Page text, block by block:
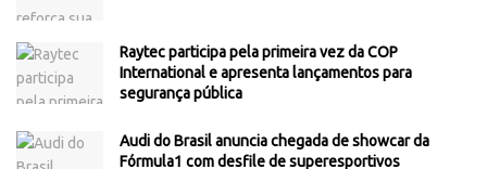
Raytec participa pela primeira vez da COP
International e apresenta lançamentos para
segurança pública
Audi do Brasil anuncia chegada de showcar da
Fórmula1 com desfile de superesportivos